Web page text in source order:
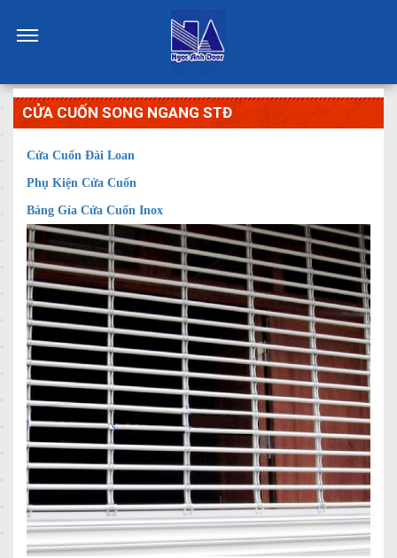
CỬA CUỐN SONG NGANG STĐ
Cửa Cuốn Đài Loan
Phụ Kiện Cửa Cuốn
Bảng Gía Cửa Cuốn Inox